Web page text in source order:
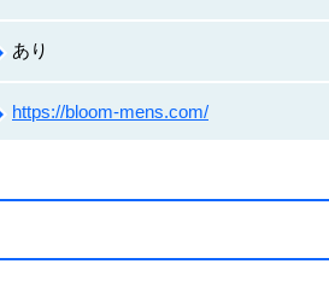
あり
https://bloom-mens.com/